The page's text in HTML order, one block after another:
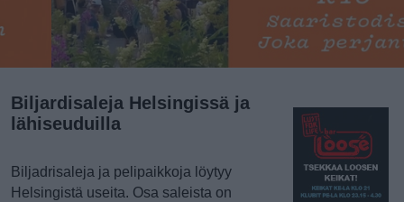
Biljardisaleja Helsingissä ja
lähiseuduilla
Biljadrisaleja ja pelipaikkoja löytyy
Helsingistä useita. Osa saleista on